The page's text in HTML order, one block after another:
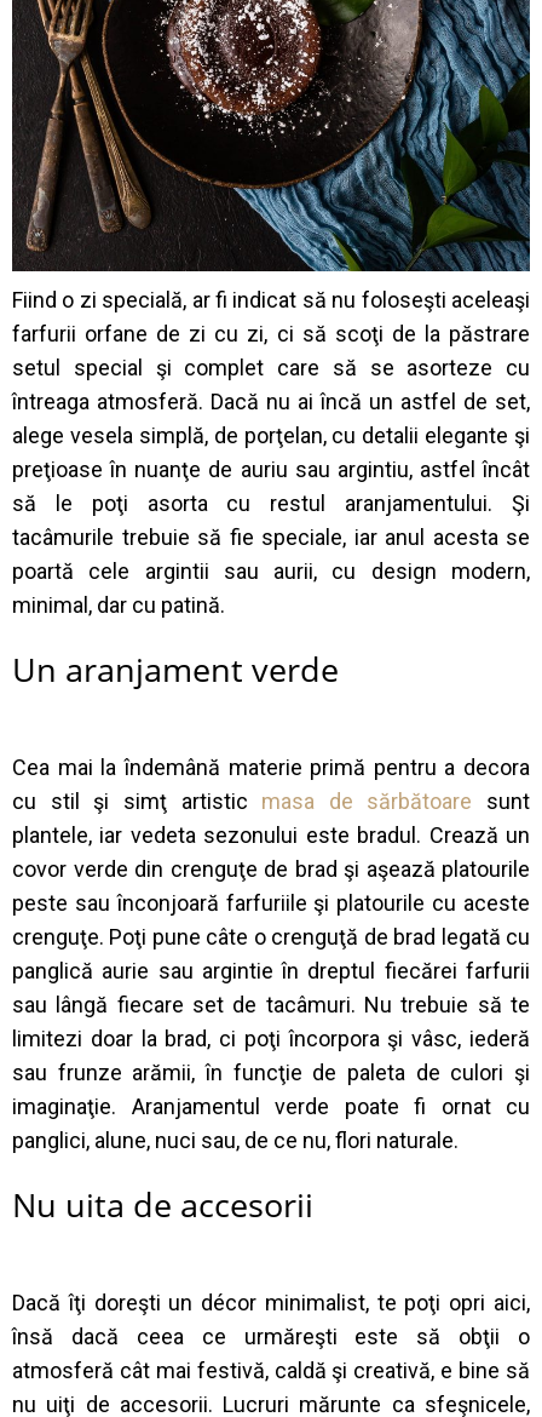
Fiind o zi specială, ar fi indicat să nu foloseşti aceleaşi
farfurii orfane de zi cu zi, ci să scoţi de la păstrare
setul special şi complet care să se asorteze cu
întreaga atmosferă. Dacă nu ai încă un astfel de set,
alege vesela simplă, de porţelan, cu detalii elegante şi
preţioase în nuanţe de auriu sau argintiu, astfel încât
să le poţi asorta cu restul aranjamentului. Şi
tacâmurile trebuie să fie speciale, iar anul acesta se
poartă cele argintii sau aurii, cu design modern,
minimal, dar cu patină.
Un aranjament verde
Cea mai la îndemână materie primă pentru a decora
cu stil şi simţ artistic masa de sărbătoare sunt
plantele, iar vedeta sezonului este bradul. Crează un
covor verde din crenguţe de brad şi aşează platourile
peste sau înconjoară farfuriile şi platourile cu aceste
crenguţe. Poţi pune câte o crenguţă de brad legată cu
panglică aurie sau argintie în dreptul fiecărei farfurii
sau lângă fiecare set de tacâmuri. Nu trebuie să te
limitezi doar la brad, ci poţi încorpora şi vâsc, iederă
sau frunze arămii, în funcţie de paleta de culori şi
imaginaţie. Aranjamentul verde poate fi ornat cu
panglici, alune, nuci sau, de ce nu, flori naturale.
Nu uita de accesorii
Dacă îţi doreşti un décor minimalist, te poţi opri aici,
însă dacă ceea ce urmăreşti este să obţii o
atmosferă cât mai festivă, caldă şi creativă, e bine să
nu uiţi de accesorii. Lucruri mărunte ca sfeşnicele,